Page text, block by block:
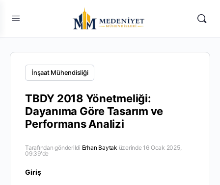
İnşaat Mühendisliği
TBDY 2018 Yönetmeliği:
Dayanıma Göre Tasarım ve
Performans Analizi
Tarafından gönderildi Erhan Baytak üzerinde 16 Ocak 2025,
09:39'de
Giriş